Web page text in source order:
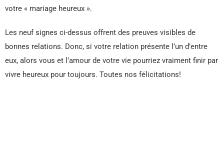
votre « mariage heureux ».
Les neuf signes ci-dessus offrent des preuves visibles de
bonnes relations. Donc, si votre relation présente l’un d’entre
eux, alors vous et l’amour de votre vie pourriez vraiment finir par
vivre heureux pour toujours. Toutes nos félicitations!